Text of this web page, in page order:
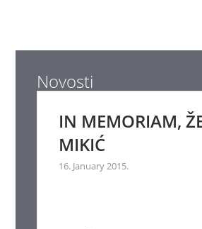
Novosti
IN MEMORIAM,
MIKIĆ
16. January 2015.